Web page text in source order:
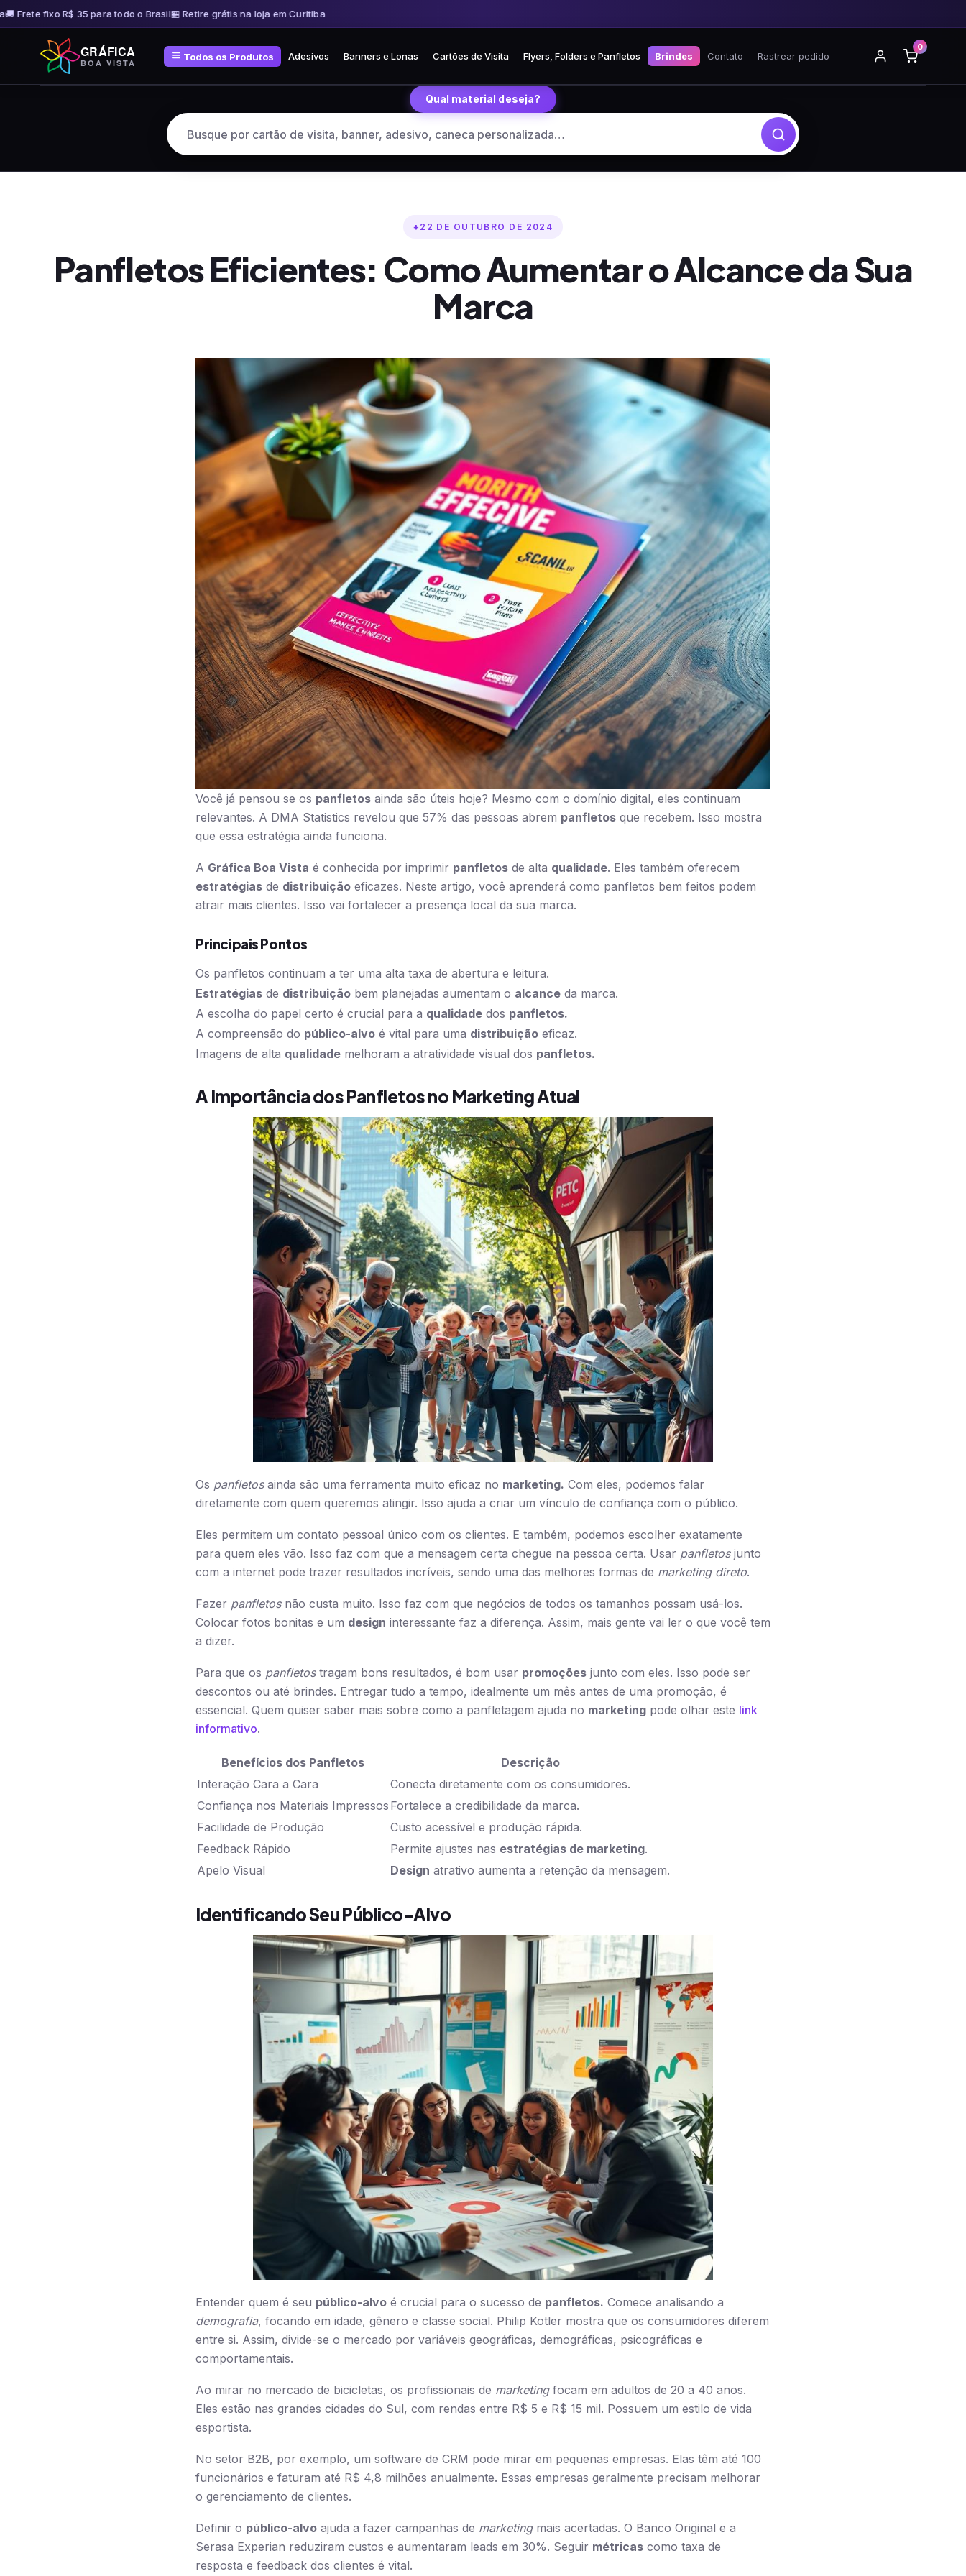
fixo R$ 35 para todo o Brasil🏪 Retire grátis na loja em Curitiba🚚 Frete fixo R$ 35 para todo o Brasil
conteúdo
GRÁFICA
BOA VISTA
Todos os Produtos Adesivos Banners e Lonas Cartões de Visita Flyers, Folders e Panfletos Brindes Contato Rastrear pedido
0
Qual material deseja?
22 DE OUTUBRO DE 2024
Panfletos Eficientes: Como Aumentar o Alcance da Sua
Marca
Você já pensou se os panfletos ainda são úteis hoje? Mesmo com o domínio digital, eles continuam
relevantes. A DMA Statistics revelou que 57% das pessoas abrem panfletos que recebem. Isso mostra
que essa estratégia ainda funciona.
A Gráfica Boa Vista é conhecida por imprimir panfletos de alta qualidade. Eles também oferecem
estratégias de distribuição eficazes. Neste artigo, você aprenderá como panfletos bem feitos podem
atrair mais clientes. Isso vai fortalecer a presença local da sua marca.
Principais Pontos
Os panfletos continuam a ter uma alta taxa de abertura e leitura.
Estratégias de distribuição bem planejadas aumentam o alcance da marca.
A escolha do papel certo é crucial para a qualidade dos panfletos.
A compreensão do público-alvo é vital para uma distribuição eficaz.
Imagens de alta qualidade melhoram a atratividade visual dos panfletos.
A Importância dos Panfletos no Marketing Atual
Os panfletosainda são uma ferramenta muito eficaz no marketing. Com eles, podemos falar
diretamente com quem queremos atingir. Isso ajuda a criar um vínculo de confiança com o público.
Eles permitem um contato pessoal único com os clientes. E também, podemos escolher exatamente
para quem eles vão. Isso faz com que a mensagem certa chegue na pessoa certa. Usar panfletosjunto
com a internet pode trazer resultados incríveis, sendo uma das melhores formas de marketing direto.
Fazer panfletosnão custa muito. Isso faz com que negócios de todos os tamanhos possam usá-los.
Colocar fotos bonitas e um design interessante faz a diferença. Assim, mais gente vai ler o que você tem
a dizer.
Para que os panfletostragam bons resultados, é bom usar promoções junto com eles. Isso pode ser
descontos ou até brindes. Entregar tudo a tempo, idealmente um mês antes de uma promoção, é
essencial. Quem quiser saber mais sobre como a panfletagem ajuda no marketing pode olhar este link
informativo.
Benefícios dos Panfletos
Descrição
Interação Cara a Cara
Conecta diretamente com os consumidores.
Confiança nos Materiais Impressos Fortalece a credibilidade da marca.
Facilidade de Produção
Custo acessível e produção rápida.
Feedback Rápido
Permite ajustes nas estratégias de marketing.
Apelo Visual
Design atrativo aumenta a retenção da mensagem.
Identificando Seu Público-Alvo
Entender quem é seu público-alvo é crucial para o sucesso de panfletos. Comece analisando a
demografia, focando em idade, gênero e classe social. Philip Kotler mostra que os consumidores diferem
entre si. Assim, divide-se o mercado por variáveis geográficas, demográficas, psicográficas e
comportamentais.
Ao mirar no mercado de bicicletas, os profissionais de marketingfocam em adultos de 20 a 40 anos.
Eles estão nas grandes cidades do Sul, com rendas entre R$ 5 e R$ 15 mil. Possuem um estilo de vida
esportista.
No setor B2B, por exemplo, um software de CRM pode mirar em pequenas empresas. Elas têm até 100
funcionários e faturam até R$ 4,8 milhões anualmente. Essas empresas geralmente precisam melhorar
o gerenciamento de clientes.
Definir o público-alvo ajuda a fazer campanhas de marketingmais acertadas. O Banco Original e a
Serasa Experian reduziram custos e aumentaram leads em 30%. Seguir métricas como taxa de
resposta e feedback dos clientes é vital.